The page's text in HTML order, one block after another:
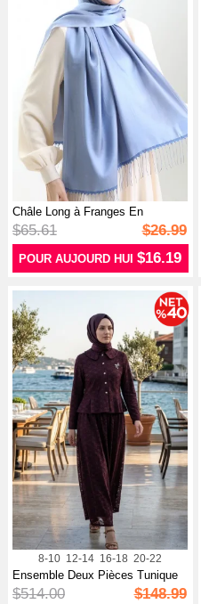
Châle Long à Franges En
Viscose 703...
$65.61 $26.99
POUR AUJOURD HUI$16.19
8-10 12-14 16-18 20-22
Ensemble Deux Pièces Tunique
Et Jup...
$514.00 $148.99